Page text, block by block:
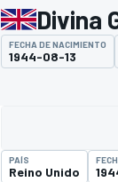
Divina
FECHA DE NACIMIENTO
1944-08-13
PAÍS
Reino Unido